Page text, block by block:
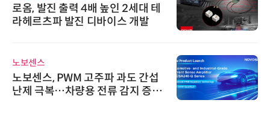
로옴, 발진 출력 4배 높인 2세대 테
라헤르츠파 발진 디바이스 개발
노보센스
노보센스, PWM 고주파 과도 간섭
난제 극복…차량용 전류 감지 증폭